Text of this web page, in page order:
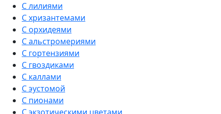
С лилиями
С хризантемами
С орхидеями
С альстромериями
С гортензиями
С гвоздиками
С каллами
С эустомой
С пионами